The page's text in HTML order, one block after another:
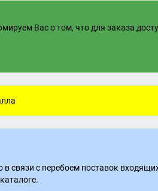
Вас о том, что для заказа
в связи с перебоем поставок